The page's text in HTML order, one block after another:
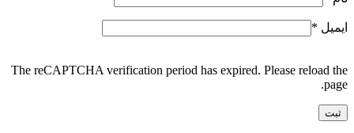
ایمیل *
The reCAPTCHA verification period has expired. Please reload the
page.